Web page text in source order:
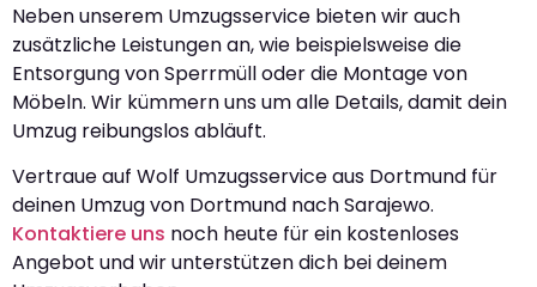
Neben unserem Umzugsservice bieten wir auch
zusätzliche Leistungen an, wie beispielsweise die
Entsorgung von Sperrmüll oder die Montage von
Möbeln. Wir kümmern uns um alle Details, damit dein
Umzug reibungslos abläuft.
Vertraue auf Wolf Umzugsservice aus Dortmund für
deinen Umzug von Dortmund nach Sarajewo.
Kontaktiere uns noch heute für ein kostenloses
Angebot und wir unterstützen dich bei deinem